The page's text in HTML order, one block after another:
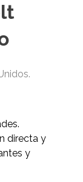
directa y
y